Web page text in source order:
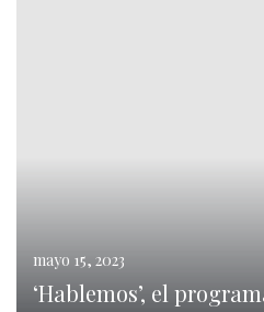
mayo 15, 2023
‘Hablemos’, el